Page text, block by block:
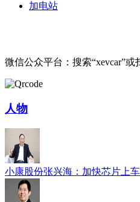
加电站
微信公众平台：搜索“xevcar”
人物
小康股份张兴海：加快芯片上